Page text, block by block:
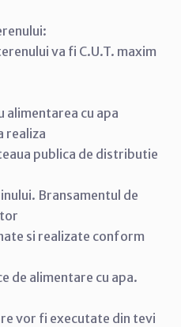
va fi C.U.T. maxim
alimentarea cu apa
realiza
publica de distributie
Bransamentul de
si realizate conform
de alimentare cu apa.
vor fi executate din tevi